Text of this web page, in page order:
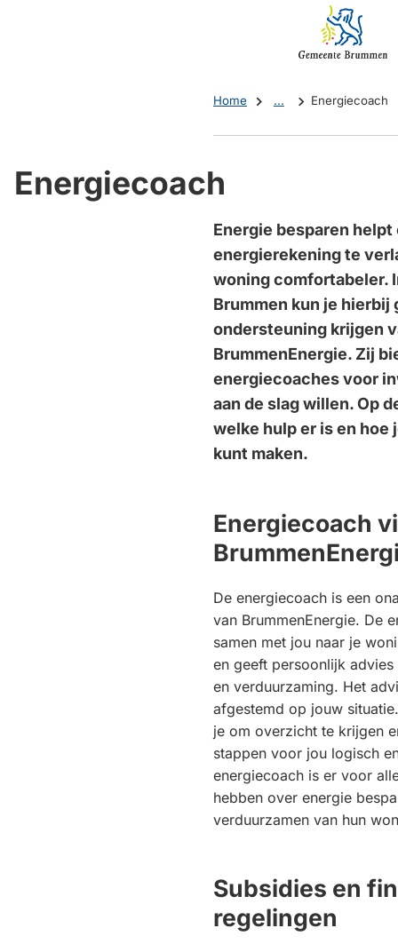
Mijn
Brummen
(Verwijst
naar
externe
Home ... Energiecoach
Energiecoach
Energie besparen helpt
energierekening te
woning comfortabeler.
Brummen kun je hierbij
ondersteuning krijgen
BrummenEnergie. Zij
energiecoaches voor
aan de slag willen. Op
welke hulp er is en hoe
kunt maken.
Energiecoach
De energiecoach is een
van BrummenEnergie. De
samen met jou naar je
en geeft persoonlijk
en verduurzaming. Het
afgestemd op jouw
je om overzicht te krijgen
stappen voor jou logisch
energiecoach is er voor
hebben over energie
verduurzamen van hun
Subsidies en
regelingen